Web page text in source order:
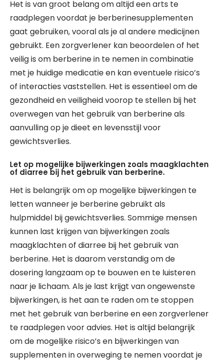
Het is van groot belang om altijd een arts te
raadplegen voordat je berberinesupplementen
gaat gebruiken, vooral als je al andere medicijnen
gebruikt. Een zorgverlener kan beoordelen of het
veilig is om berberine in te nemen in combinatie
met je huidige medicatie en kan eventuele risico’s
of interacties vaststellen. Het is essentieel om de
gezondheid en veiligheid voorop te stellen bij het
overwegen van het gebruik van berberine als
aanvulling op je dieet en levensstijl voor
gewichtsverlies.
Let op mogelijke bijwerkingen zoals maagklachten
of diarree bij het gebruik van berberine.
Het is belangrijk om op mogelijke bijwerkingen te
letten wanneer je berberine gebruikt als
hulpmiddel bij gewichtsverlies. Sommige mensen
kunnen last krijgen van bijwerkingen zoals
maagklachten of diarree bij het gebruik van
berberine. Het is daarom verstandig om de
dosering langzaam op te bouwen en te luisteren
naar je lichaam. Als je last krijgt van ongewenste
bijwerkingen, is het aan te raden om te stoppen
met het gebruik van berberine en een zorgverlener
te raadplegen voor advies. Het is altijd belangrijk
om de mogelijke risico’s en bijwerkingen van
supplementen in overweging te nemen voordat je